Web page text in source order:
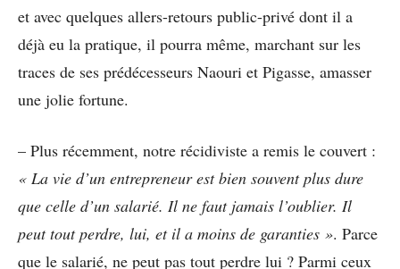
et avec quelques allers-retours public-privé dont il a
déjà eu la pratique, il pourra même, marchant sur les
traces de ses prédécesseurs Naouri et Pigasse, amasser
une jolie fortune.
– Plus récemment, notre récidiviste a remis le couvert :
« La vie d’un entrepreneur est bien souvent plus dure
que celle d’un salarié. Il ne faut jamais l’oublier. Il
peut tout perdre, lui, et il a moins de garanties ». Parce
que le salarié, ne peut pas tout perdre lui ? Parmi ceux